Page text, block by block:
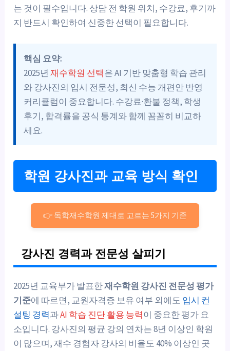
는 것이 필수입니다. 상담 전 학원 위치, 수강료, 후기까
지 반드시 확인하여 신중한 선택이 필요합니다.
핵심 요약:
2025년재수학원 선택은 AI 기반 맞춤형 학습 관리
와 강사진의 입시 전문성, 최신 수능 개편안 반영
커리큘럼이 중요합니다. 수강료·환불 정책, 학생
후기, 합격률을 공식 통계와 함께 꼼꼼히 비교하
세요.
학원 강사진과 교육 방식 확인
👉 독학재수학원 제대로 고르는 5가지 기준
강사진 경력과 전문성 살피기
2025년 교육부가 발표한재수학원 강사진 전문성 평가
기준에 따르면, 교원자격증 보유 여부 외에도 입시 컨
설팅 경력과AI 학습 진단 활용 능력이 중요한 평가 요
소입니다. 강사진의 평균 강의 연차는 8년 이상인 학원
이 많으며, 재수 경험자 강사의 비율도 40% 이상인 곳